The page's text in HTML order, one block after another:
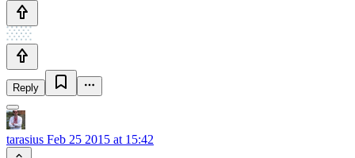
Reply
tarasius Feb 25 2015 at 15:42